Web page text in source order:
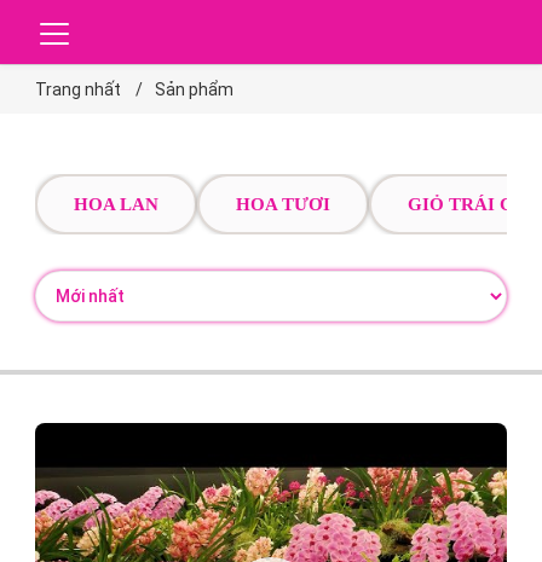
Trang nhất Sản phẩm
HOA LAN HOA TƯƠI GIỎ TRÁI CÂY